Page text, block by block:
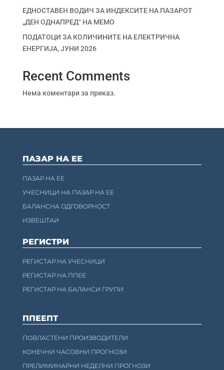
ЕДНОСТАВЕН ВОДИЧ ЗА ИНДЕКСИТЕ НА ПАЗАРОТ
„ДЕН ОДНАПРЕД“ НА МЕМО
ПОДАТОЦИ ЗА КОЛИЧИНИТЕ НА ЕЛЕКТРИЧНА
ЕНЕРГИЈА, ЈУНИ 2026
Recent Comments
Нема коментари за приказ.
ПАЗАР НА ЕЕ
ПАЗАР НА ЕЕ
УЧЕСНИЦИ НА ПАЗАР НА ЕЕ
БАЛАНСНА ОДГОВОРНОСТ
ИЗВЕШТАИ
РЕГИСТРИ
РЕГИСТАР НА УЧЕСНИЦИ
РЕГИСТАР НА ППЕЕ
РЕГИСТАР НА БАЛАНСИ ГРУПИ
ППЕЕПТ
ПОВЛАСТЕНИ ПРОИЗВОДИТЕЛИ
КОНЕЧНИ ЧАСОВНИ ПРОГНОЗИ
ПРЕЛИМИНАРНИ НЕДЕЛНИ ПРОГНОЗИ